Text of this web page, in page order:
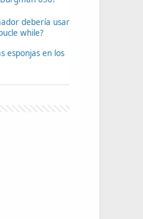
debería usar
while?
esponjas en los